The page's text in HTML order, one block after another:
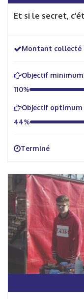
Et si le secret,
Montant collecté
Objectif minimum
110%
Objectif optimum
44%
Terminé